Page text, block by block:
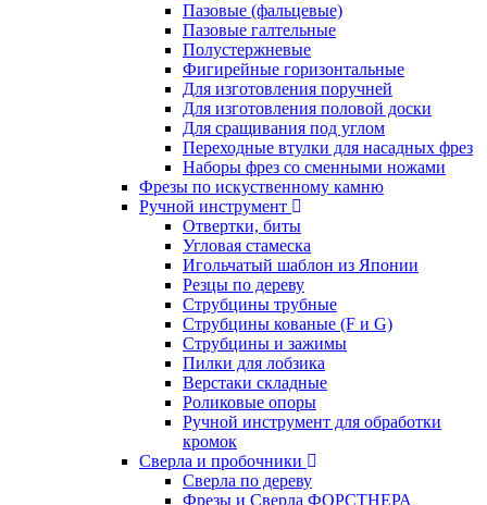
Пазовые (фальцевые)
Пазовые галтельные
Полустержневые
Фигирейные горизонтальные
Для изготовления поручней
Для изготовления половой доски
Для сращивания под углом
Переходные втулки для насадных фрез
Наборы фрез со сменными ножами
Фрезы по искуственному камню
Ручной инструмент
Отвертки, биты
Угловая стамеска
Игольчатый шаблон из Японии
Резцы по дереву
Струбцины трубные
Струбцины кованые (F и G)
Струбцины и зажимы
Пилки для лобзика
Верстаки складные
Роликовые опоры
Ручной инструмент для обработки
кромок
Сверла и пробочники
Сверла по дереву
Фрезы и Сверла ФОРСТНЕРА